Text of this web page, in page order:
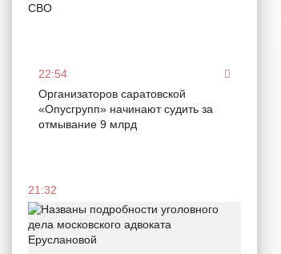
СВО
22:54
Организаторов саратовской
«Опусгрупп» начинают судить за
отмывание 9 млрд
21:32